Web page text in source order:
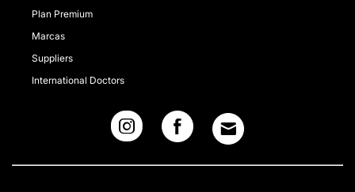
Plan Premium
Marcas
Suppliers
International Doctors